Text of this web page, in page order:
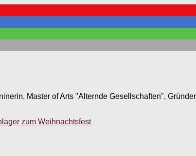
Master of Arts "Alternde Gesellschaften",
zum Weihnachtsfest